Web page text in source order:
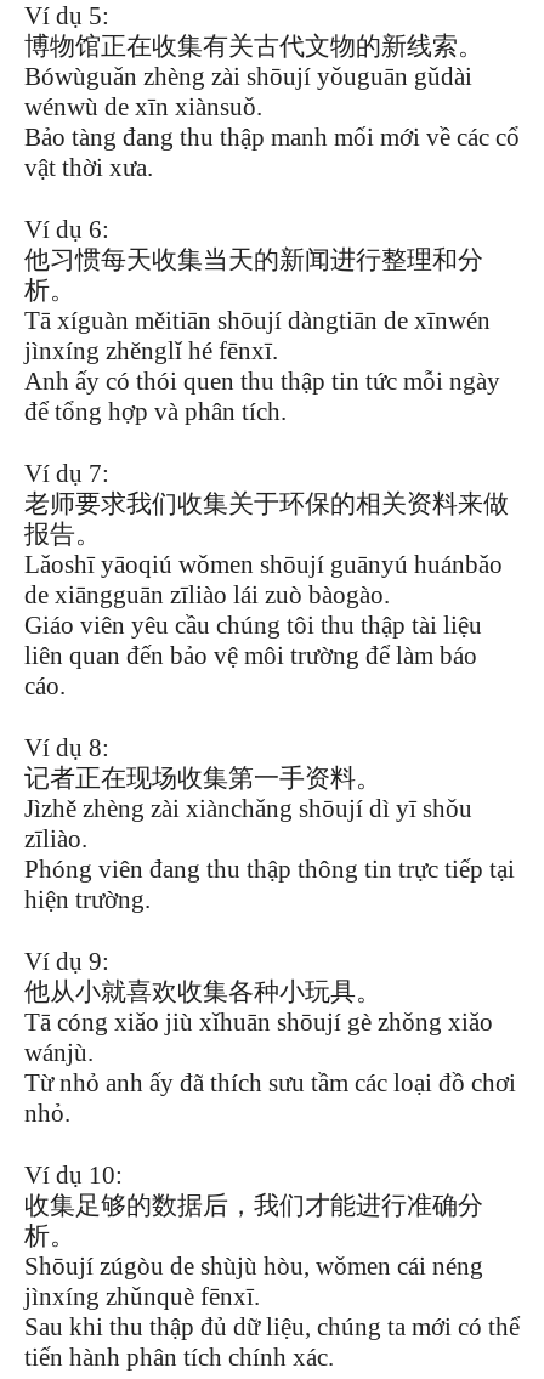
Ví dụ 5:
博物馆正在收集有关古代文物的新线索。
Bówùguǎn zhèng zài shōují yǒuguān gǔdài
wénwù de xīn xiànsuǒ.
Bảo tàng đang thu thập manh mối mới về các cổ
vật thời xưa.
Ví dụ 6:
他习惯每天收集当天的新闻进行整理和分
析。
Tā xíguàn měitiān shōují dàngtiān de xīnwén
jìnxíng zhěnglǐ hé fēnxī.
Anh ấy có thói quen thu thập tin tức mỗi ngày
để tổng hợp và phân tích.
Ví dụ 7:
老师要求我们收集关于环保的相关资料来做
报告。
Lǎoshī yāoqiú wǒmen shōují guānyú huánbǎo
de xiāngguān zīliào lái zuò bàogào.
Giáo viên yêu cầu chúng tôi thu thập tài liệu
liên quan đến bảo vệ môi trường để làm báo
cáo.
Ví dụ 8:
记者正在现场收集第一手资料。
Jìzhě zhèng zài xiànchǎng shōují dì yī shǒu
zīliào.
Phóng viên đang thu thập thông tin trực tiếp tại
hiện trường.
Ví dụ 9:
他从小就喜欢收集各种小玩具。
Tā cóng xiǎo jiù xǐhuān shōují gè zhǒng xiǎo
wánjù.
Từ nhỏ anh ấy đã thích sưu tầm các loại đồ chơi
nhỏ.
Ví dụ 10:
收集足够的数据后，我们才能进行准确分
析。
Shōují zúgòu de shùjù hòu, wǒmen cái néng
jìnxíng zhǔnquè fēnxī.
Sau khi thu thập đủ dữ liệu, chúng ta mới có thể
tiến hành phân tích chính xác.